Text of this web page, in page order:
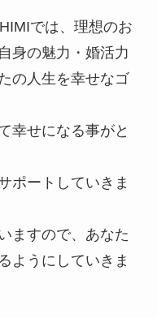
では、理想のお
身の魅力・婚活力
の人生を幸せなゴ
幸せになる事がと
ポートしていきま
ますので、あなた
ようにしていきま